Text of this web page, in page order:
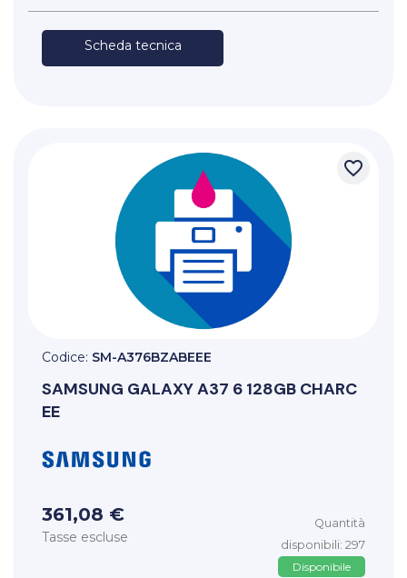
Scheda tecnica
favorite_border
Codice: SM-A376BZABEEE
SAMSUNG GALAXY A37 6 128GB CHARC
EE
361,08 €
Tasse escluse
Quantità
disponibili: 297
Disponibile